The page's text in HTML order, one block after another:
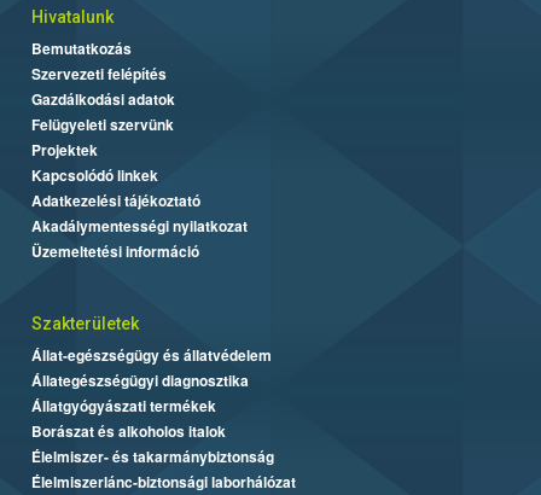
Hivatalunk
Bemutatkozás
Szervezeti felépítés
Gazdálkodási adatok
Felügyeleti szervünk
Projektek
Kapcsolódó linkek
Adatkezelési tájékoztató
Akadálymentességi nyilatkozat
Üzemeltetési információ
Szakterületek
Állat-egészségügy és állatvédelem
Állategészségügyi diagnosztika
Állatgyógyászati termékek
Borászat és alkoholos italok
Élelmiszer- és takarmánybiztonság
Élelmiszerlánc-biztonsági laborhálózat